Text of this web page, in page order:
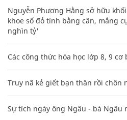
Nguyễn Phương Hằng sở hữu
khoe sổ đỏ tính bằng cân, mắng
nghìn tỷ'
Các công thức hóa học lớp 8, 9 cơ
Truy nã kẻ giết bạn thân rồi chôn
Sự tích ngày ông Ngâu - bà Ngâu